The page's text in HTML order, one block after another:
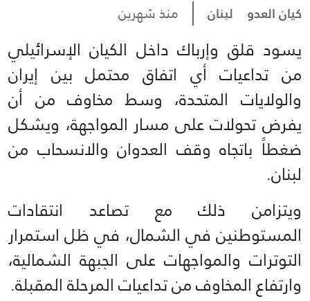
كيان العدو لبنان منذ شهرين
يسود قلق وإرباك داخل الكيان الإسرائيلي
من تداعيات أي اتفاق محتمل بين إيران
والولايات المتحدة، وسط مخاوف من أن
يفرض تحولات على مسار المواجهة، ويشكل
ضغطاً باتجاه وقف العدوان والانسحاب من
لبنان.
ويتزامن ذلك مع تصاعد انتقادات
المستوطنين في الشمال، في ظل استمرار
التوترات والمواجهات على الجبهة الشمالية،
وارتفاع المخاوف من تداعيات المرحلة المقبلة.